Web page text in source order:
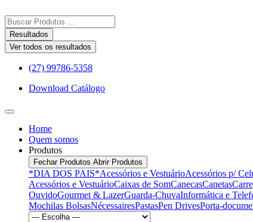
para
o
conteúdo
Pesquisar
...Resultados
Ver todos os resultados
(27) 99786-5358
Download Catálogo
Home
Quem somos
Produtos
Fechar Produtos Abrir Produtos
*DIA DOS PAIS*Acessórios e VestuárioAcessórios p/
Acessórios e VestuárioCaixas de SomCanecasCanetas
OuvidoGourmet & LazerGuarda-ChuvaInformática e
Mochilas BolsasNécessairesPastasPen DrivesPorta-